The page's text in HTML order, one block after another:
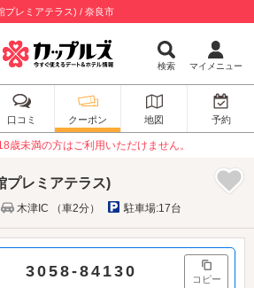
プレミアテラス) / 奈良市
検索 マイメニュー
口コミ クーポン 地図 予約
歳未満の方はご利用いただけません。
プレミアテラス)
木津IC （車2分） 駐車場:17台
3058-84130 コピー